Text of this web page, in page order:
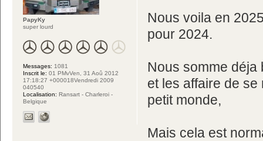
Nous voila en
pour 2024.
Nous somme déja
et les affaire de
petit monde,
Mais cela est
PapyKy
super lourd
Messages: 1081
Inscrit le: 01 PMvVen, 31 Aoû 2012
17:18:27 +000018Vendredi 2009
040540
Localisation: Ransart - Charleroi -
Belgique